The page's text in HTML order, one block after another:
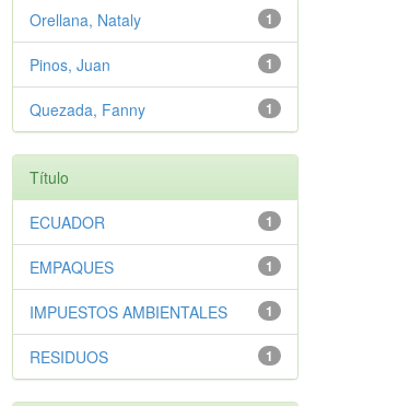
1
Orellana, Nataly
1
Pinos, Juan
1
Quezada, Fanny
Título
1
ECUADOR
1
EMPAQUES
1
IMPUESTOS AMBIENTALES
1
RESIDUOS